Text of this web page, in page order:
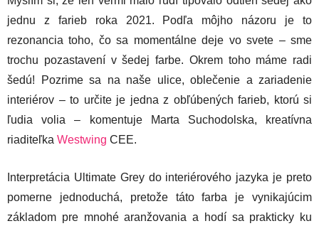
jednu z farieb roka 2021. Podľa môjho názoru je to
rezonancia toho, čo sa momentálne deje vo svete – sme
trochu pozastavení v šedej farbe. Okrem toho máme radi
šedú! Pozrime sa na naše ulice, oblečenie a zariadenie
interiérov – to určite je jedna z obľúbených farieb, ktorú si
ľudia volia – komentuje Marta Suchodolska, kreatívna
riaditeľka Westwing CEE.
Interpretácia Ultimate Grey do interiérového jazyka je preto
pomerne jednoduchá, pretože táto farba je vynikajúcim
základom pre mnohé aranžovania a hodí sa prakticky ku